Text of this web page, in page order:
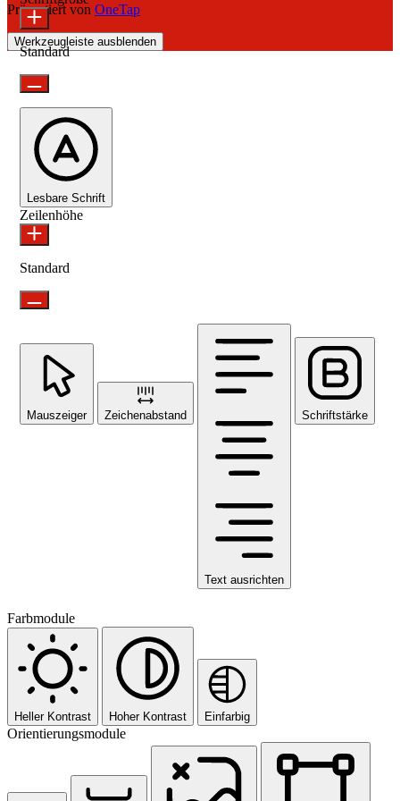
Präsentiert von OneTap
Werkzeugleiste ausblenden
Standard
Lesbare Schrift
Zeilenhöhe
Standard
Mauszeiger Zeichenabstand
Text ausrichten
Schriftstärke
Farbmodule
Heller Kontrast Hoher Kontrast Einfarbig
Orientierungsmodule